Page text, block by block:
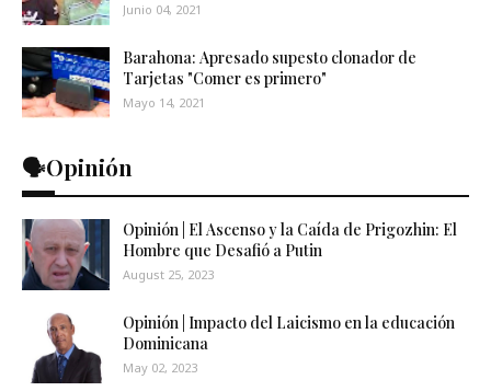
Junio 04, 2021
Barahona: Apresado supesto clonador de
Tarjetas "Comer es primero"
Mayo 14, 2021
🗣️Opinión
Opinión | El Ascenso y la Caída de Prigozhin: El
Hombre que Desafió a Putin
August 25, 2023
Opinión | Impacto del Laicismo en la educación
Dominicana
May 02, 2023